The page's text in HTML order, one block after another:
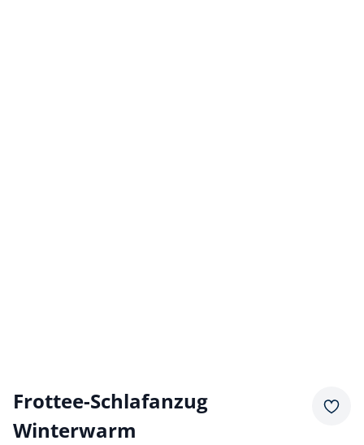
Frottee-Schlafanzug
Winterwarm